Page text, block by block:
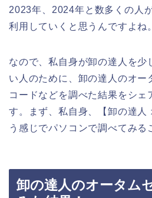
2023年、2024年と数多くの人
利用していくと思うんですよね。
なので、私自身が卸の達人を少
い人のために、卸の達人のオー
コードなどを調べた結果をシェ
す。まず、私自身、【卸の達人
う感じでパソコンで調べてみる
卸の達人のオータム